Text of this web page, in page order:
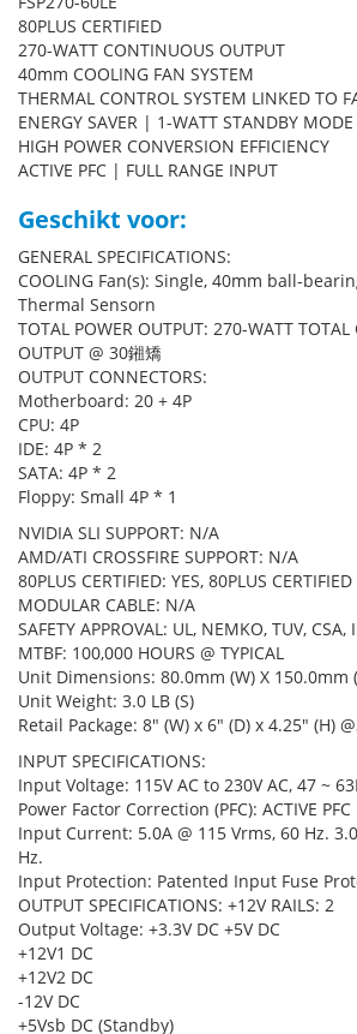
80PLUS CERTIFIED
270-WATT CONTINUOUS OUTPUT
40mm COOLING FAN SYSTEM
THERMAL CONTROL SYSTEM LINKED TO
ENERGY SAVER | 1-WATT STANDBY MODE
HIGH POWER CONVERSION EFFICIENCY
ACTIVE PFC | FULL RANGE INPUT
Geschikt voor:
GENERAL SPECIFICATIONS:
COOLING Fan(s): Single, 40mm ball-
Thermal Sensorn
TOTAL POWER OUTPUT: 270-WATT
OUTPUT @ 30鎺矯
OUTPUT CONNECTORS:
Motherboard: 20 + 4P
CPU: 4P
IDE: 4P * 2
SATA: 4P * 2
Floppy: Small 4P * 1
NVIDIA SLI SUPPORT: N/A
AMD/ATI CROSSFIRE SUPPORT: N/A
80PLUS CERTIFIED: YES, 80PLUS CERTIFIED
MODULAR CABLE: N/A
SAFETY APPROVAL: UL, NEMKO, TUV, CSA,
MTBF: 100,000 HOURS @ TYPICAL
Unit Dimensions: 80.0mm (W) X 150.0mm
Unit Weight: 3.0 LB (S)
Retail Package: 8" (W) x 6" (D) x 4.25" (H)
INPUT SPECIFICATIONS:
Input Voltage: 115V AC to 230V AC, 47 ~
Power Factor Correction (PFC): ACTIVE
Input Current: 5.0A @ 115 Vrms, 60 Hz.
Hz.
Input Protection: Patented Input Fuse
OUTPUT SPECIFICATIONS: +12V RAILS: 2
Output Voltage: +3.3V DC +5V DC
+12V1 DC
+12V2 DC
-12V DC
+5Vsb DC (Standby)